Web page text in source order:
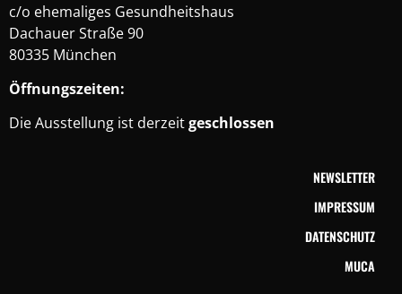
c/o ehemaliges Gesundheitshaus
Dachauer Straße 90
80335 München
Öffnungszeiten:
Die Ausstellung ist derzeitgeschlossen
NEWSLETTER
IMPRESSUM
DATENSCHUTZ
MUCA